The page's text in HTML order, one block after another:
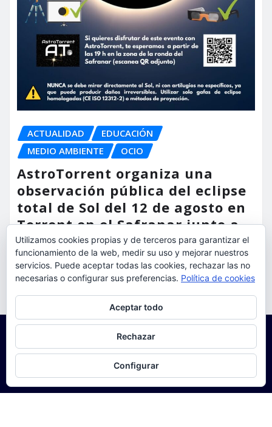
ACTUALIDAD
EDUCACIÓN
MEDIO AMBIENTE
OCIO
AstroTorrent organiza una
observación pública del eclipse
total de Sol del 12 de agosto en
Torrent en el Safranar junto a
las vías del AVE
torrent al dia Ago 5, 2026
Utilizamos cookies propias y de terceros para garantizar el
funcionamiento de la web, medir su uso y mejorar nuestros
servicios. Puede aceptar todas las cookies, rechazar las no
necesarias o configurar sus preferencias. Política de cookies
Aceptar todo
Rechazar
Configurar
Para obtener más información, incluido cómo gestionar las cookies,